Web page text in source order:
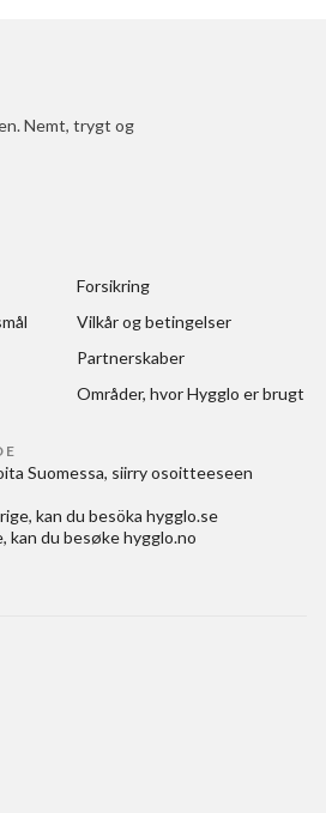
Nemt, trygt og
Forsikring
Vilkår og betingelser
Partnerskaber
Områder, hvor Hygglo er brugt
Suomessa, siirry osoitteeseen
, kan du besöka hygglo.se
, kan du besøkehygglo.no